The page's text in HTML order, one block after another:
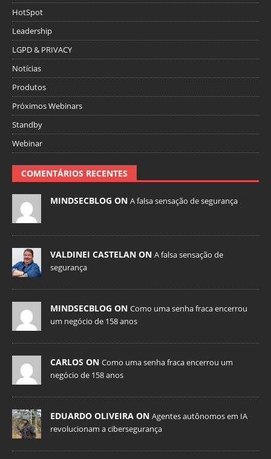
HotSpot
Leadership
LGPD & PRIVACY
Notícias
Produtos
Próximos Webinars
Standby
Webinar
COMENTÁRIOS RECENTES
MINDSECBLOG ON A falsa sensação de segurança
VALDINEI CASTELAN ON A falsa sensação de
segurança
MINDSECBLOG ON Como uma senha fraca encerrou
um negócio de 158 anos
CARLOS ON Como uma senha fraca encerrou um
negócio de 158 anos
EDUARDO OLIVEIRA ON Agentes autônomos em IA
revolucionam a cibersegurança